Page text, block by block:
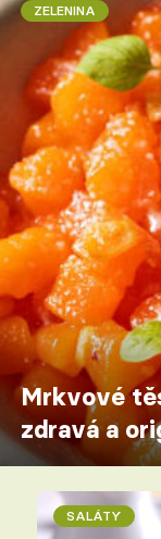
ZELENINA
Mrkvové
zdravá a
SALÁTY